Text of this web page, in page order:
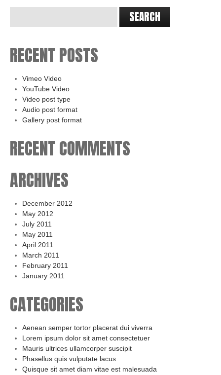
RECENT POSTS
Vimeo Video
YouTube Video
Video post type
Audio post format
Gallery post format
RECENT COMMENTS
ARCHIVES
December 2012
May 2012
July 2011
May 2011
April 2011
March 2011
February 2011
January 2011
CATEGORIES
Aenean semper tortor placerat dui viverra
Lorem ipsum dolor sit amet consectetuer
Mauris ultrices ullamcorper suscipit
Phasellus quis vulputate lacus
Quisque sit amet diam vitae est malesuada